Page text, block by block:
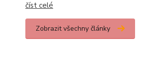
číst celé
Zobrazit všechny články